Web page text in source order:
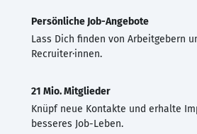
Persönliche Job-Angebote
Lass Dich finden von Arbeitgebern
Recruiter·innen.
21 Mio. Mitglieder
Knüpf neue Kontakte und erhalte
besseres Job-Leben.